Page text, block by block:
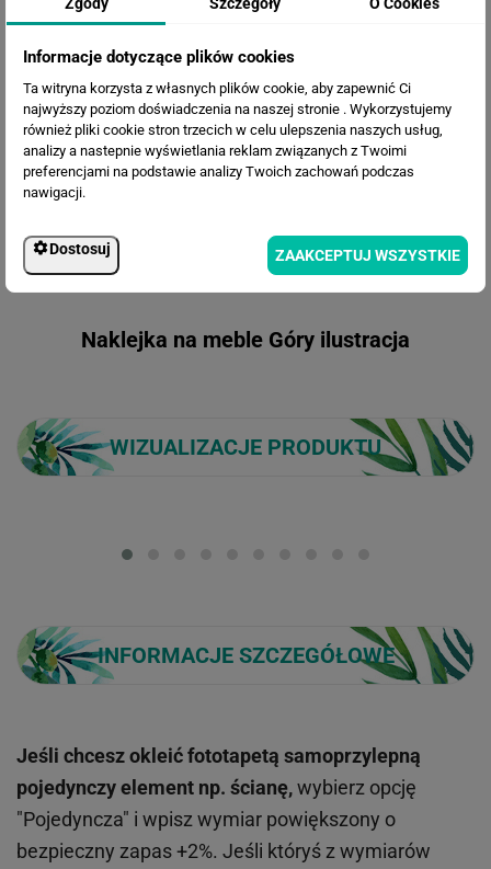
OPIS ZDJĘCIA
Naklejka na meble Góry ilustracja
WIZUALIZACJE PRODUKTU
INFORMACJE SZCZEGÓŁOWE
Jeśli chcesz okleić fototapetą samoprzylepną
pojedynczy element np. ścianę,wybierz opcję
"Pojedyncza" i wpisz wymiar powiększony o
bezpieczny zapas +2%. Jeśli któryś z wymiarów
Informacje dotyczące plików cookies
Ta witryna korzysta z własnych plików cookie, aby zapewnić Ci
najwyższy poziom doświadczenia na naszej stronie . Wykorzystujemy
również pliki cookie stron trzecich w celu ulepszenia naszych usług,
analizy a nastepnie wyświetlania reklam związanych z Twoimi
preferencjami na podstawie analizy Twoich zachowań podczas
nawigacji.
Dostosuj ZAAKCEPTUJ WSZYSTKIE